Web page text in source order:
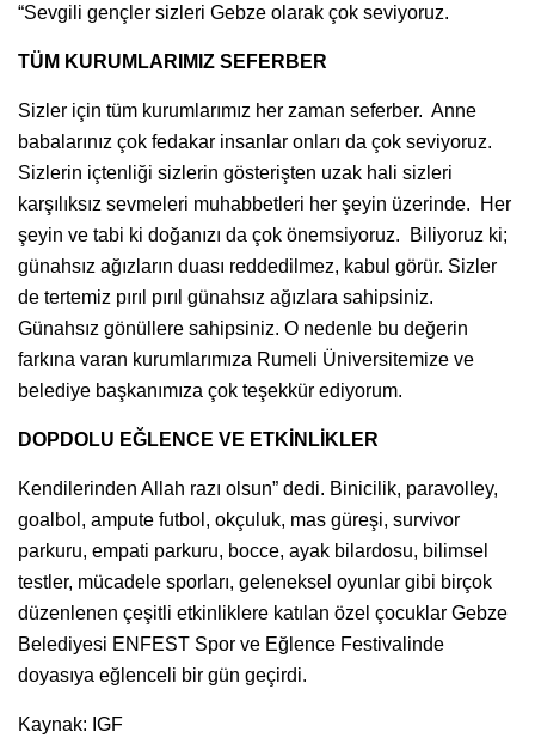
“Sevgili gençler sizleri Gebze olarak çok seviyoruz.
TÜM KURUMLARIMIZ SEFERBER
Sizler için tüm kurumlarımız her zaman seferber. Anne
babalarınız çok fedakar insanlar onları da çok seviyoruz.
Sizlerin içtenliği sizlerin gösterişten uzak hali sizleri
karşılıksız sevmeleri muhabbetleri her şeyin üzerinde. Her
şeyin ve tabi ki doğanızı da çok önemsiyoruz. Biliyoruz ki;
günahsız ağızların duası reddedilmez, kabul görür. Sizler
de tertemiz pırıl pırıl günahsız ağızlara sahipsiniz.
Günahsız gönüllere sahipsiniz. O nedenle bu değerin
farkına varan kurumlarımıza Rumeli Üniversitemize ve
belediye başkanımıza çok teşekkür ediyorum.
DOPDOLU EĞLENCE VE ETKİNLİKLER
Kendilerinden Allah razı olsun” dedi. Binicilik, paravolley,
goalbol, ampute futbol, okçuluk, mas güreşi, survivor
parkuru, empati parkuru, bocce, ayak bilardosu, bilimsel
testler, mücadele sporları, geleneksel oyunlar gibi birçok
düzenlenen çeşitli etkinliklere katılan özel çocuklar Gebze
Belediyesi ENFEST Spor ve Eğlence Festivalinde
doyasıya eğlenceli bir gün geçirdi.
Kaynak: IGF